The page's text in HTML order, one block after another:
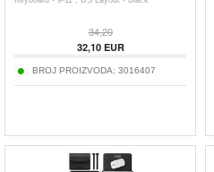
34,20
32,10EUR
BROJ PROIZVODA: 3016407